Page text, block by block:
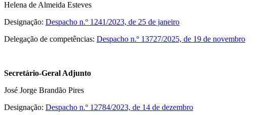
Helena de Almeida Esteves
Designação: Despacho n.º 1241/2023, de 25 de janeiro
Delegação de competências: Despacho n.º 13727/2025, de 19 de novembro
Secretário-Geral Adjunto
José Jorge Brandão Pires
Designação: Despacho n.º 12784/2023, de 14 de dezembro